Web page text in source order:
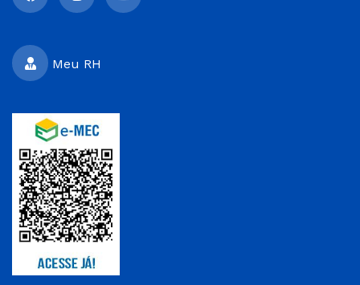
Meu RH